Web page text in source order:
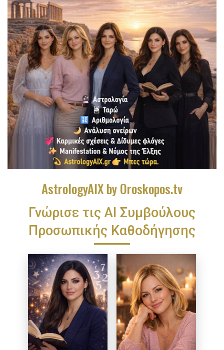
AstrologyAIX by Oroskopos.tv
Γνώρισε τις ΑΙ Συμβούλους
Προσωπικής Καθοδήγησης